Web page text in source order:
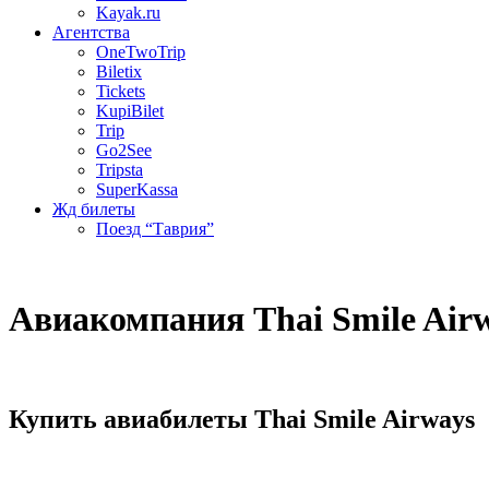
Kayak.ru
Агентства
OneTwoTrip
Biletix
Tickets
KupiBilet
Trip
Go2See
Tripsta
SuperKassa
Жд билеты
Поезд “Таврия”
Авиакомпания Thai Smile
Купить авиабилеты Thai Smile Airways